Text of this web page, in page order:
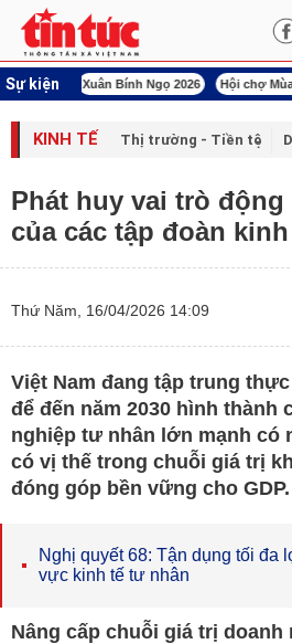
Sự kiện
Bính Ngọ 2026 Hội chợ Mùa Xuân 2026
KINH TẾ Thị trường - Tiền tệ
Phát huy vai trò
của các tập đoàn
Thứ Năm, 16/04/2026 14:09
Việt Nam đang tập trung
để đến năm 2030 hình thành
nghiệp tư nhân lớn mạnh có
có vị thế trong chuỗi giá trị
đóng góp bền vững cho GDP.
Nghị quyết 68: Tận dụng tối đa
vực kinh tế tư nhân
Nâng cấp chuỗi giá trị doanh